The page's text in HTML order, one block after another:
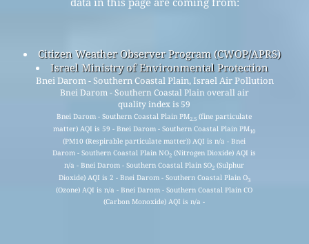
Citizen Weather Observer Program (CWOP/APRS)
Israel Ministry of Environmental Protection
Bnei Darom - Southern Coastal Plain, Israel Air Pollution
Bnei Darom - Southern Coastal Plain overall air
quality index is 59
Bnei Darom - Southern Coastal Plain PM2.5 (fine particulate
matter) AQI is 59 - Bnei Darom - Southern Coastal Plain PM10
(PM10 (Respirable particulate matter)) AQI is n/a - Bnei
Darom - Southern Coastal Plain NO2 (Nitrogen Dioxide) AQI is
n/a - Bnei Darom - Southern Coastal Plain SO2 (Sulphur
Dioxide) AQI is 2 - Bnei Darom - Southern Coastal Plain O3
(Ozone) AQI is n/a - Bnei Darom - Southern Coastal Plain CO
(Carbon Monoxide) AQI is n/a -